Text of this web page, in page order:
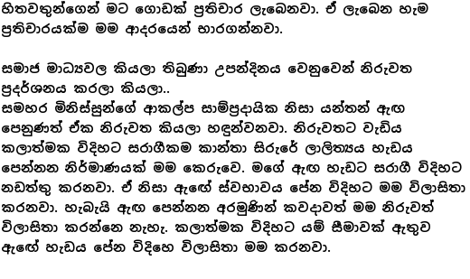
හිතවතුන්ගෙන් මට ගොඩක් ප්‍රතිචාර ලැබෙනවා. ඒ ලැබෙන හැම
ප්‍රතිචාරයක්ම මම ආදරයෙන් භාරගන්නවා.
සමාජ මාධ්‍යවල කියලා තිබුණා උපන්දිනය වෙනුවෙන් නිරුවත
ප්‍රදර්ශනය කරලා කියලා..
සමහර මිනිස්සුන්ගේ ආකල්ප සාම්ප්‍රදායික නිසා යන්තන් ඇඟ
පෙනුණත් ඒක නිරුවත කියලා හඳුන්වනවා. නිරුවතට වැඩිය
කලාත්මක විදිහට සරාගීකම කාන්තා සිරුරේ ලාලිත්‍යය හැඩය
පෙන්නන නිර්මාණයක් මම කෙරුවෙ. මගේ ඇඟ හැඩට සරාගී විදිහට
නඩත්තු කරනවා. ඒ නිසා ඇඟේ ස්වභාවය පේන විදිහට මම විලාසිතා
කරනවා. හැබැයි ඇඟ පෙන්නන අරමුණින් කවදාවත් මම නිරුවත්
විලාසිතා කරන්⁣නෙ නැහැ. කලාත්මක විදිහට යම් සීමාවක් ඇතුව
ඇඟේ හැඩය පේන විදිහෙ විලාසිතා මම කරනවා.